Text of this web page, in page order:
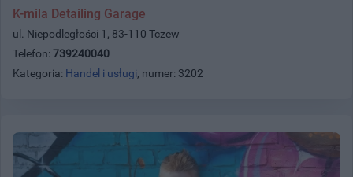
K-mila Detailing Garage
ul. Niepodległości 1, 83-110 Tczew
Telefon: 739240040
Kategoria: Handel i usługi, numer: 3202